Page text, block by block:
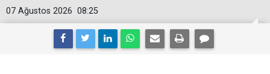
08:25
07 Ağustos 2026